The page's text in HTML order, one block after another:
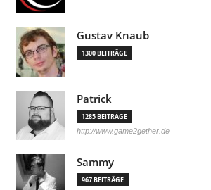
Gustav Knaub
1300 BEITRÄGE
Patrick
1285 BEITRÄGE
http://www.game2gether.de
Sammy
967 BEITRÄGE